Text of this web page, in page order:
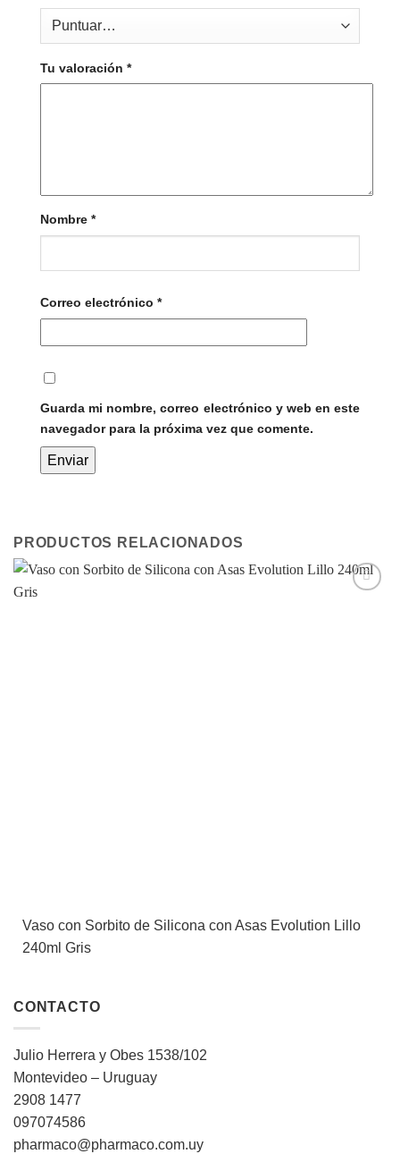
Tu valoración *
Nombre *
Correo electrónico *
Guarda mi nombre, correo electrónico y web en este
navegador para la próxima vez que comente.
PRODUCTOS RELACIONADOS
Vaso con Sorbito de Silicona con Asas Evolution Lillo
240ml Gris
CONTACTO
Julio Herrera y Obes 1538/102
Montevideo – Uruguay
2908 1477
097074586
pharmaco@pharmaco.com.uy